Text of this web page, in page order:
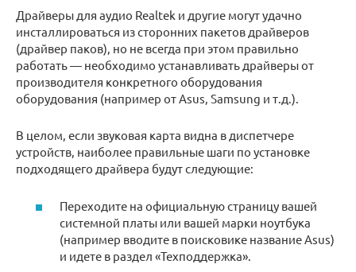
Драйверы для аудио Realtek и другие могут удачно
инсталлироваться из сторонних пакетов драйверов
(драйвер паков), но не всегда при этом правильно
работать — необходимо устанавливать драйверы от
производителя конкретного оборудования
оборудования (например от Asus, Samsung и т.д.).
В целом, если звуковая карта видна в диспетчере
устройств, наиболее правильные шаги по установке
подходящего драйвера будут следующие:
Переходите на официальную страницу вашей
системной платы или вашей марки ноутбука
(например вводите в поисковике название Asus)
и идете в раздел «Техподдержка».